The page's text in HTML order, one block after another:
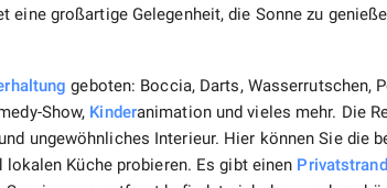
eine großartige Gelegenheit, die Sonne zu
geboten: Boccia, Darts, Wasserrutschen,
Show, Kinderanimation und vieles mehr. Die
ungewöhnliches Interieur. Hier können Sie die
lokalen Küche probieren. Es gibt einen Privatstrand